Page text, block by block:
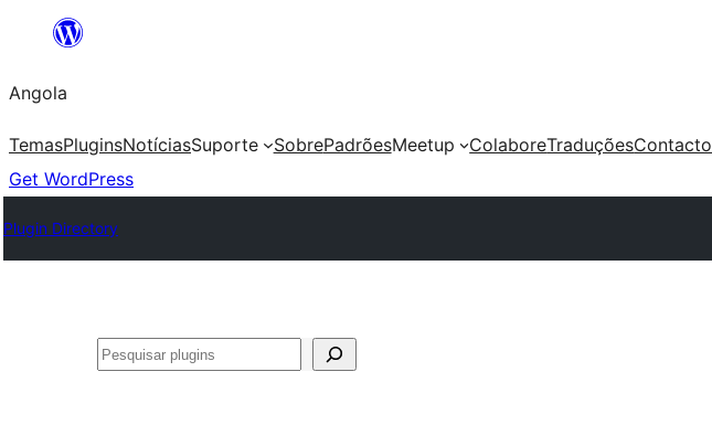
Saltar
o
conteúdo
Angola
TemasPluginsNotíciasSuporte SobrePadrõesMeetup ColaboreTraduçõesContacto
Get WordPress
Plugin Directory
Pesquisar